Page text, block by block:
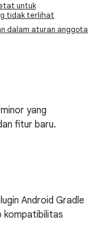
untuk
tidak terlihat
dalam aturan anggota
yang
fitur baru.
Android Gradle
kompatibilitas